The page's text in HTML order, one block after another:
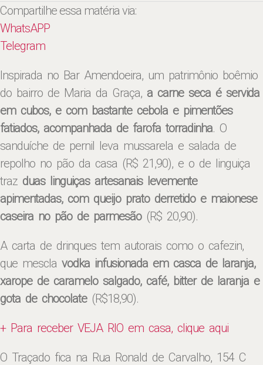
Compartilhe essa matéria via:
WhatsAPP
Telegram
Inspirada no Bar Amendoeira, um patrimônio boêmio
do bairro de Maria da Graça, a carne seca é servida
em cubos, e com bastante cebola e pimentões
fatiados, acompanhada de farofa torradinha. O
sanduíche de pernil leva mussarela e salada de
repolho no pão da casa (R$ 21,90), e o de linguiça
traz duas linguiças artesanais levemente
apimentadas, com queijo prato derretido e maionese
caseira no pão de parmesão(R$ 20,90).
A carta de drinques tem autorais como o cafezin,
que mescla vodka infusionada em casca de laranja,
xarope de caramelo salgado, café, bitter de laranja e
gota de chocolate(R$18,90).
+ Para receber VEJA RIO em casa, clique aqui
O Traçado fica na Rua Ronald de Carvalho, 154 C